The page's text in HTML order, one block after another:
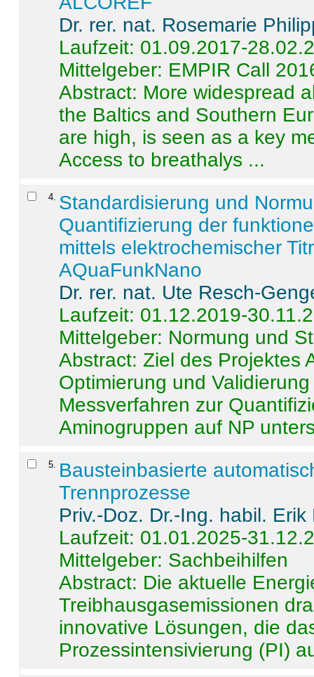
Dr. rer. nat. Rosemarie
Laufzeit: 01.09.2017-
Mittelgeber: EMPIR Call
Abstract: More widespread
the Baltics and Southern
are high, is seen as a key
Access to breathalys ...
4 Standardisierung und
Quantifizierung der
mittels elektrochemischer
AQuaFunkNano
Dr. rer. nat. Ute Resch-
Laufzeit: 01.12.2019-
Mittelgeber: Normung und
Abstract:Ziel des Projektes
Optimierung und
Messverfahren zur
Aminogruppen auf NP
5
Bausteinbasierte
Trennprozesse
Priv.-Doz. Dr.-Ing. habil. Erik
Laufzeit: 01.01.2025-
Mittelgeber: Sachbeihilfen
Abstract: Die aktuelle
Treibhausgasemissionen
innovative Lösungen, die
Prozessintensivierung (PI)